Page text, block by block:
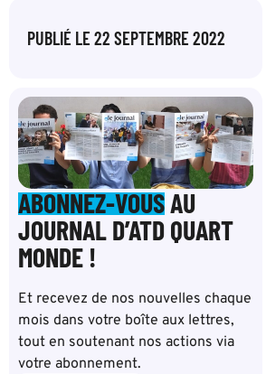
PUBLIÉ LE 22 SEPTEMBRE 2022
ABONNEZ-VOUSAU
JOURNAL D’ATD QUART
MONDE !
Et recevez de nos nouvelles chaque
mois dans votre boîte aux lettres,
tout en soutenant nos actions via
votre abonnement.